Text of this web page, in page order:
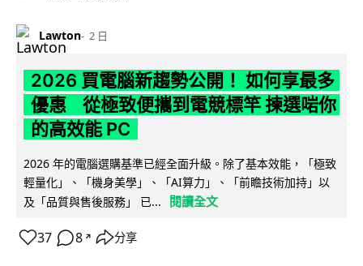
Lawton 2 日
2026 買電腦新趨勢公開！ 如何享最多
優惠 從極致便攜到電競標竿 揀選啱你
的高效能 PC
2026 年的電腦選購基準已經全面升級。除了基本效能，「極致
輕量化」、「機身美學」、「AI算力」、「前瞻技術加持」以
及「品質與售後服務」 已...
閱讀全文
37 8 ↗ 分享